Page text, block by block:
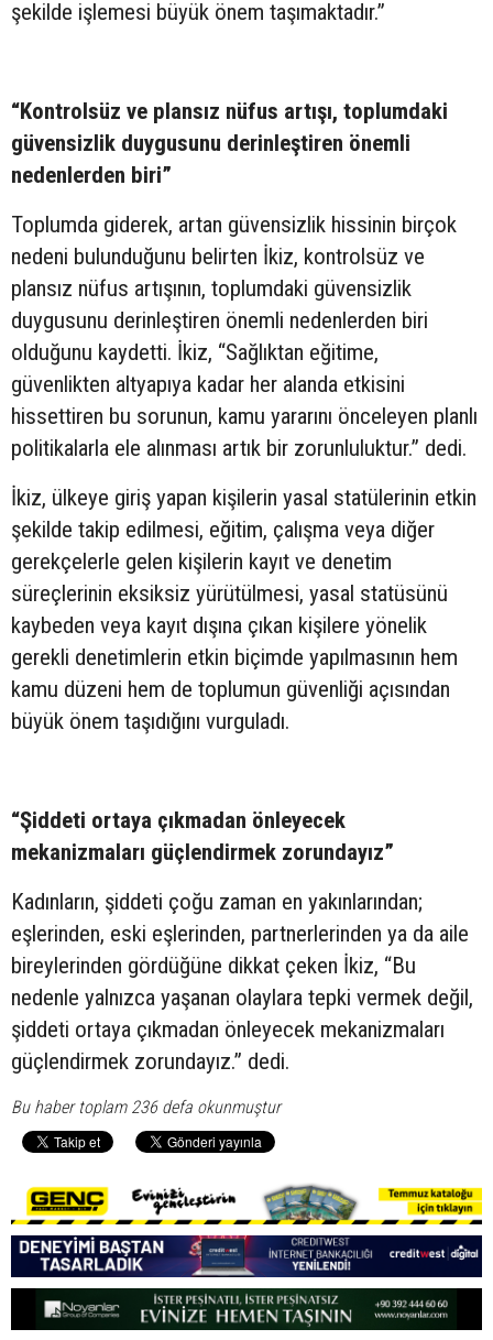
şekilde işlemesi büyük önem taşımaktadır.”
“Kontrolsüz ve plansız nüfus artışı, toplumdaki
güvensizlik duygusunu derinleştiren önemli
nedenlerden biri”
Toplumda giderek, artan güvensizlik hissinin birçok
nedeni bulunduğunu belirten İkiz, kontrolsüz ve
plansız nüfus artışının, toplumdaki güvensizlik
duygusunu derinleştiren önemli nedenlerden biri
olduğunu kaydetti. İkiz, “Sağlıktan eğitime,
güvenlikten altyapıya kadar her alanda etkisini
hissettiren bu sorunun, kamu yararını önceleyen planlı
politikalarla ele alınması artık bir zorunluluktur.” dedi.
İkiz, ülkeye giriş yapan kişilerin yasal statülerinin etkin
şekilde takip edilmesi, eğitim, çalışma veya diğer
gerekçelerle gelen kişilerin kayıt ve denetim
süreçlerinin eksiksiz yürütülmesi, yasal statüsünü
kaybeden veya kayıt dışına çıkan kişilere yönelik
gerekli denetimlerin etkin biçimde yapılmasının hem
kamu düzeni hem de toplumun güvenliği açısından
büyük önem taşıdığını vurguladı.
“Şiddeti ortaya çıkmadan önleyecek
mekanizmaları güçlendirmek zorundayız”
Kadınların, şiddeti çoğu zaman en yakınlarından;
eşlerinden, eski eşlerinden, partnerlerinden ya da aile
bireylerinden gördüğüne dikkat çeken İkiz, “Bu
nedenle yalnızca yaşanan olaylara tepki vermek değil,
şiddeti ortaya çıkmadan önleyecek mekanizmaları
güçlendirmek zorundayız.” dedi.
Bu haber toplam 236 defa okunmuştur